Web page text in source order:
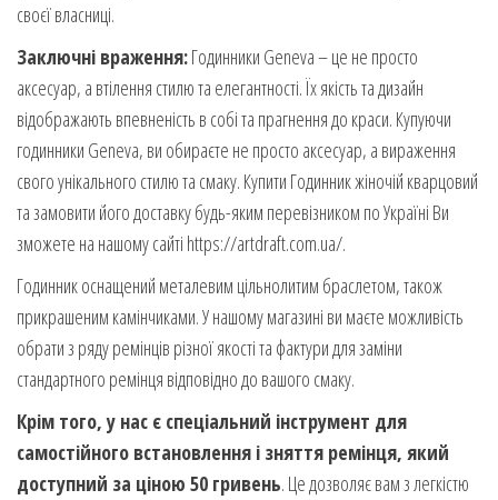
своєї власниці.
Заключні враження:Годинники Geneva – це не просто
аксесуар, а втілення стилю та елегантності. Їх якість та дизайн
відображають впевненість в собі та прагнення до краси. Купуючи
годинники Geneva, ви обираєте не просто аксесуар, а вираження
свого унікального стилю та смаку. Купити Годинник жіночій кварцовий
та замовити його доставку будь-яким перевізником по Україні Ви
зможете на нашому сайті https://artdraft.com.ua/.
Годинник оснащений металевим цільнолитим браслетом, також
прикрашеним камінчиками. У нашому магазині ви маєте можливість
обрати з ряду ремінців різної якості та фактури для заміни
стандартного ремінця відповідно до вашого смаку.
Крім того, у нас є спеціальний інструмент для
самостійного встановлення і зняття ремінця, який
доступний за ціною 50 гривень. Це дозволяє вам з легкістю